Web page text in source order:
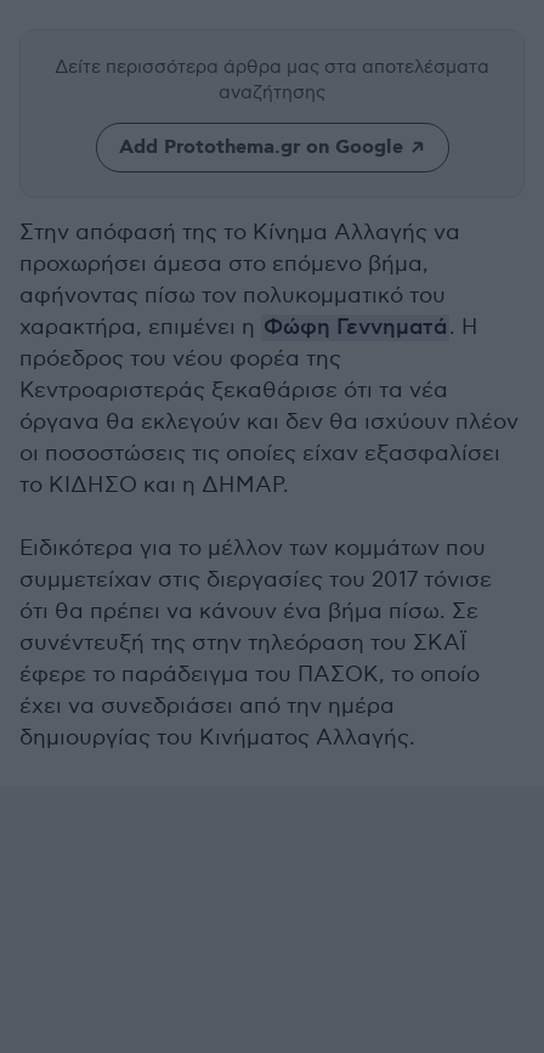
Δείτε περισσότερα άρθρα μας στα αποτελέσματα
αναζήτησης
Add Protothema.gr on Google
Στην απόφασή της το Κίνημα Αλλαγής να
προχωρήσει άμεσα στο επόμενο βήμα,
αφήνοντας πίσω τον πολυκομματικό του
χαρακτήρα, επιμένει η Φώφη Γεννηματά. Η
πρόεδρος του νέου φορέα της
Κεντροαριστεράς ξεκαθάρισε ότι τα νέα
όργανα θα εκλεγούν και δεν θα ισχύουν πλέον
οι ποσοστώσεις τις οποίες είχαν εξασφαλίσει
το ΚΙΔΗΣΟ και η ΔΗΜΑΡ.
Ειδικότερα για το μέλλον των κομμάτων που
συμμετείχαν στις διεργασίες του 2017 τόνισε
ότι θα πρέπει να κάνουν ένα βήμα πίσω. Σε
συνέντευξή της στην τηλεόραση του ΣΚΑΪ
έφερε το παράδειγμα του ΠΑΣΟΚ, το οποίο
έχει να συνεδριάσει από την ημέρα
δημιουργίας του Κινήματος Αλλαγής.